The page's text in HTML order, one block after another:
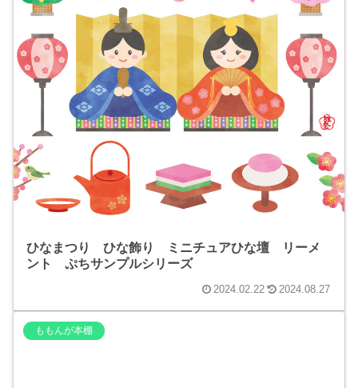
ひなまつり ひな飾り ミニチュアひな壇 リーメ
ント ぷちサンプルシリーズ
2024.02.22 2024.08.27
ももんが本棚